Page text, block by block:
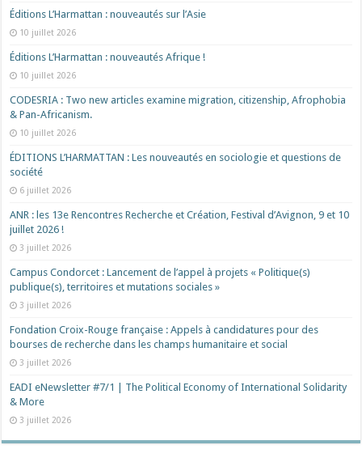
Éditions L’Harmattan : nouveautés sur l’Asie
10 juillet 2026
Éditions L’Harmattan : nouveautés Afrique !​
10 juillet 2026
CODESRIA : Two new articles examine migration, citizenship, Afrophobia
& Pan-Africanism.
10 juillet 2026
ÉDITIONS L’HARMATTAN : Les nouveautés en sociologie et questions de
société
6 juillet 2026
ANR : les 13e Rencontres Recherche et Création, Festival d’Avignon, 9 et 10
juillet 2026 !
3 juillet 2026
Campus Condorcet : Lancement de l’appel à projets « Politique(s)
publique(s), territoires et mutations sociales »
3 juillet 2026
Fondation Croix-Rouge française : Appels à candidatures pour des
bourses de recherche dans les champs humanitaire et social
3 juillet 2026
EADI eNewsletter #7/1 | The Political Economy of International Solidarity
& More
3 juillet 2026